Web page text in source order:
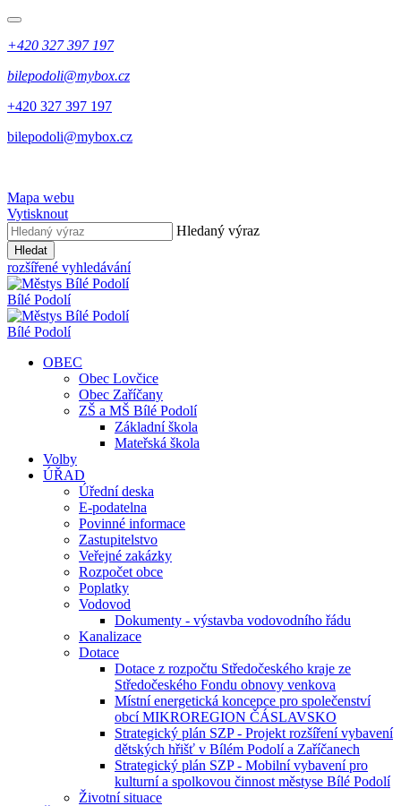
+420 327 397 197
bilepodoli@mybox.cz
+420 327 397 197
bilepodoli@mybox.cz
Mapa webu
Vytisknout
Hledaný výraz
Hledat
rozšířené vyhledávání
Bílé Podolí
Bílé Podolí
OBEC
Obec Lovčice
Obec Zaříčany
ZŠ a MŠ Bílé Podolí
Základní škola
Mateřská škola
Volby
ÚŘAD
Úřední deska
E-podatelna
Povinné informace
Zastupitelstvo
Veřejné zakázky
Rozpočet obce
Poplatky
Vodovod
Dokumenty - výstavba vodovodního řádu
Kanalizace
Dotace
Dotace z rozpočtu Středočeského kraje ze
Středočeského Fondu obnovy venkova
Místní energetická koncepce pro společenství
obcí MIKROREGION ČÁSLAVSKO
Strategický plán SZP - Projekt rozšíření vybavení
dětských hřišť v Bílém Podolí a Zaříčanech
Strategický plán SZP - Mobilní vybavení pro
kulturní a spolkovou činnost městyse Bílé Podolí
Životní situace